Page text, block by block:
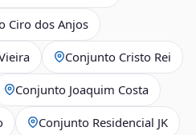
Ciro dos Anjos
Conjunto Cristo Rei
Conjunto Joaquim Costa
Conjunto Residencial JK